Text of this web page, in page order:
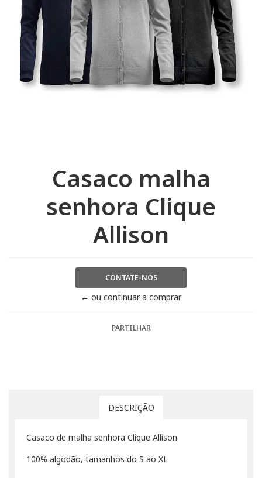
Casaco malha
senhora Clique
Allison
CONTATE-NOS
← ou continuar a comprar
PARTILHAR
DESCRIÇÃO
Casaco de malha senhora Clique Allison
100% algodão, tamanhos do S ao XL